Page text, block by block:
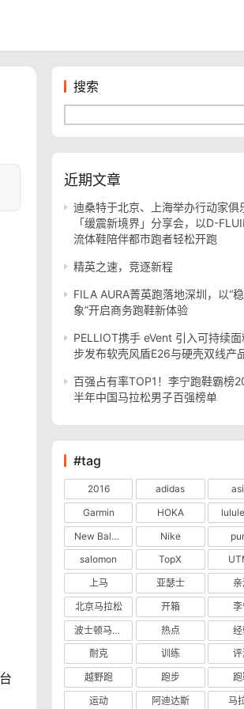
搜索
近期文章
迪桑特于北京、上海举办行动家俱
「缓震新境界」分享会，以D-
流体鞋陪伴都市跑者轻松开跑
精英之速，竞逐新程
FILA AURA菁英跑落地深圳，以“
象”开启商务跑鞋新体验
PELLIOT携手 eVent 引入可持续面
步发布软壳风盾E26与硬壳双线产
百强占有率TOP1！李宁跑鞋霸榜
半年中国马拉松男子百强榜单
#tag
2016 adidas
Garmin
HOKA
New Balance
Nike
salomon
TopX
上马
亚瑟士
亲
北京马拉松
开箱
波士顿马拉松
热点
耐克
训练
评
越野跑
跑步
运动
阿迪达斯 马